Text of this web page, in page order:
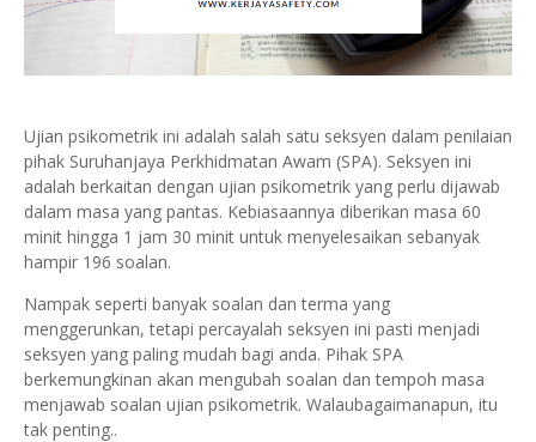
Ujian psikometrik ini adalah salah satu seksyen dalam penilaian
pihak Suruhanjaya Perkhidmatan Awam (SPA). Seksyen ini
adalah berkaitan dengan ujian psikometrik yang perlu dijawab
dalam masa yang pantas. Kebiasaannya diberikan masa 60
minit hingga 1 jam 30 minit untuk menyelesaikan sebanyak
hampir 196 soalan.
Nampak seperti banyak soalan dan terma yang
menggerunkan, tetapi percayalah seksyen ini pasti menjadi
seksyen yang paling mudah bagi anda. Pihak SPA
berkemungkinan akan mengubah soalan dan tempoh masa
menjawab soalan ujian psikometrik. Walaubagaimanapun, itu
tak penting..